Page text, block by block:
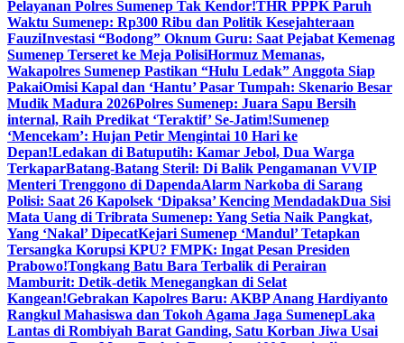
Pelayanan Polres Sumenep Tak Kendor!THR PPPK Paruh
Waktu Sumenep: Rp300 Ribu dan Politik Kesejahteraan
FauziInvestasi “Bodong” Oknum Guru: Saat Pejabat Kemenag
Sumenep Terseret ke Meja PolisiHormuz Memanas,
Wakapolres Sumenep Pastikan “Hulu Ledak” Anggota Siap
PakaiOmisi Kapal dan ‘Hantu’ Pasar Tumpah: Skenario Besar
Mudik Madura 2026Polres Sumenep: Juara Sapu Bersih
internal, Raih Predikat ‘Teraktif’ Se-Jatim!Sumenep
‘Mencekam’: Hujan Petir Mengintai 10 Hari ke
Depan!Ledakan di Batuputih: Kamar Jebol, Dua Warga
TerkaparBatang-Batang Steril: Di Balik Pengamanan VVIP
Menteri Trenggono di DapendaAlarm Narkoba di Sarang
Polisi: Saat 26 Kapolsek ‘Dipaksa’ Kencing MendadakDua Sisi
Mata Uang di Tribrata Sumenep: Yang Setia Naik Pangkat,
Yang ‘Nakal’ DipecatKejari Sumenep ‘Mandul’ Tetapkan
Tersangka Korupsi KPU? FMPK: Ingat Pesan Presiden
Prabowo!Tongkang Batu Bara Terbalik di Perairan
Mamburit: Detik-detik Menegangkan di Selat
Kangean!Gebrakan Kapolres Baru: AKBP Anang Hardiyanto
Rangkul Mahasiswa dan Tokoh Agama Jaga SumenepLaka
Lantas di Rombiyah Barat Ganding, Satu Korban Jiwa Usai